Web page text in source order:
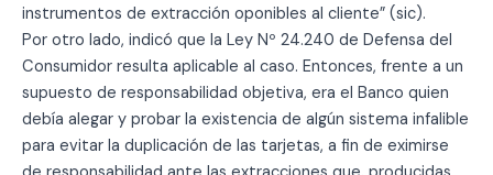
instrumentos de extracción oponibles al cliente” (sic).
Por otro lado, indicó que la Ley Nº 24.240 de Defensa del
Consumidor resulta aplicable al caso. Entonces, frente a un
supuesto de responsabilidad objetiva, era el Banco quien
debía alegar y probar la existencia de algún sistema infalible
para evitar la duplicación de las tarjetas, a fin de eximirse